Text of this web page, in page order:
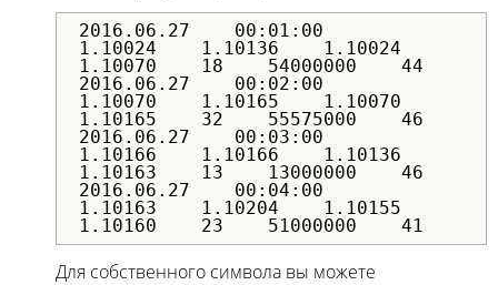
2016.06.27 00:01:00
1.10024 1.10136 1.10024
1.10070 18 54000000 44
2016.06.27 00:02:00
1.10070 1.10165 1.10070
1.10165 32 55575000 46
2016.06.27 00:03:00
1.10166 1.10166 1.10136
1.10163 13 13000000 46
2016.06.27 00:04:00
1.10163 1.10204 1.10155
1.10160 23 51000000 41
Для собственного символа вы можете